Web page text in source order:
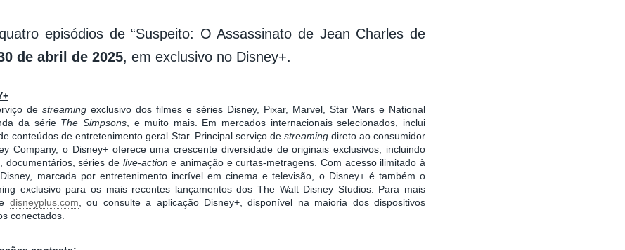
episódios de “Suspeito: O Assassinato de Jean Charles de
de abril de 2025, em exclusivo no Disney+.
de streaming exclusivo dos filmes e séries Disney, Pixar, Marvel, Star Wars e National
da série The Simpsons, e muito mais. Em mercados internacionais selecionados, inclui
conteúdos de entretenimento geral Star. Principal serviço de streaming direto ao consumidor
Company, o Disney+ oferece uma crescente diversidade de originais exclusivos, incluindo
documentários, séries de live-action e animação e curtas-metragens. Com acesso ilimitado à
marcada por entretenimento incrível em cinema e televisão, o Disney+ é também o
exclusivo para os mais recentes lançamentos dos The Walt Disney Studios. Para mais
disneyplus.com , ou consulte a aplicação Disney+, disponível na maioria dos dispositivos
conectados.